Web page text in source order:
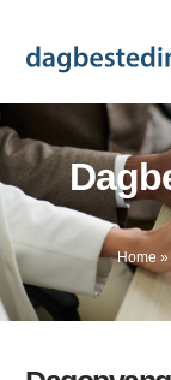
Home »